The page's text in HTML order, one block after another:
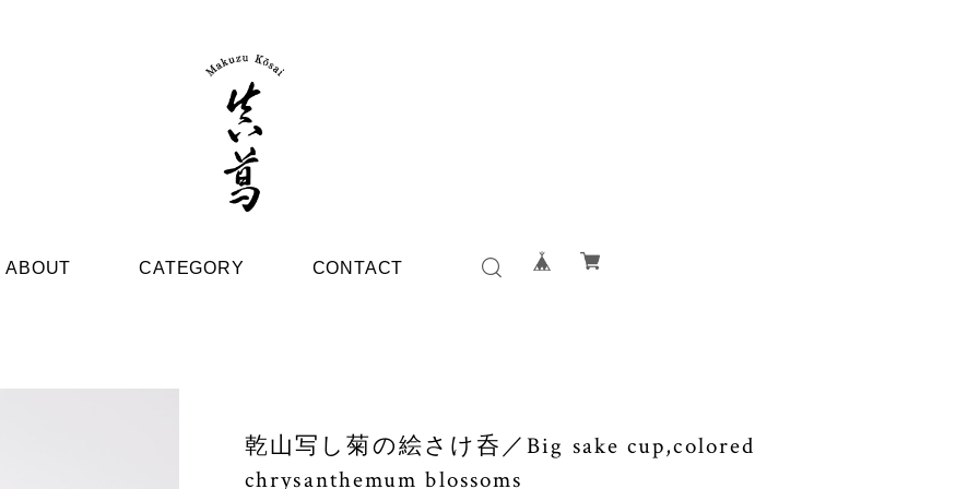
ABOUT CATEGORY CONTACT
乾山写し菊の絵さけ呑／Big sake cup,colored
chrysanthemum blossoms